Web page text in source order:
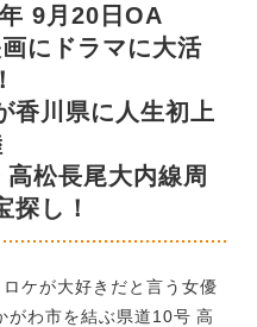
9月20日OA
にドラマに大活
香川県に人生初上
高松長尾大内線周
探し！
ケが大好きだと言う女優
がわ市を結ぶ県道10号 高